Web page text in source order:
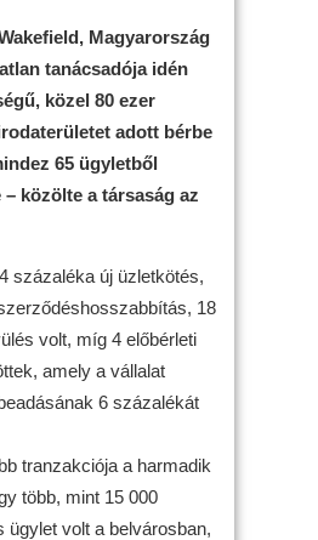
Magyarország
tanácsadója idén
közel 80 ezer
adott bérbe
65 ügyletből
közölte a társaság az
százaléka új üzletkötés,
18
volt, míg 4 előbérleti
amely a vállalat
6 százalékát
tranzakciója a harmadik
több, mint 15 000
ügylet volt a belvárosban,